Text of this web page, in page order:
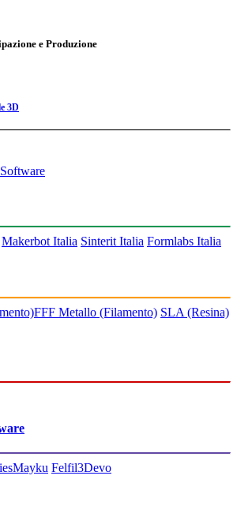
e Produzione
3D
Makerbot Italia Sinterit Italia Formlabs Italia
FFF Metallo (Filamento) SLA (Resina)
Mayku Felfil3Devo